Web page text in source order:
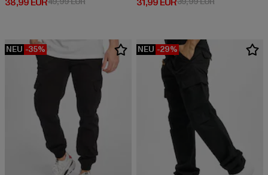
NEU -35% NEU -29%